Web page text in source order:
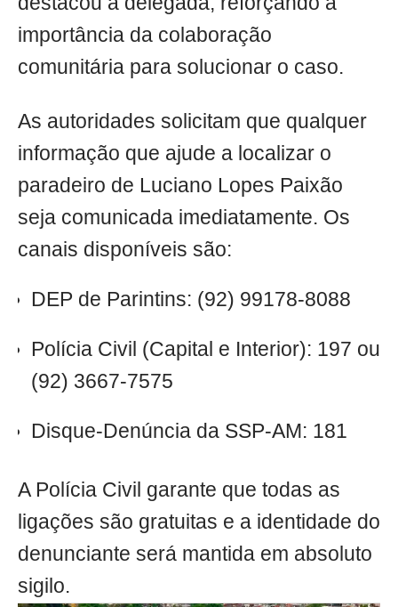
importância da colaboração
comunitária para solucionar o caso.
As autoridades solicitam que qualquer
informação que ajude a localizar o
paradeiro de Luciano Lopes Paixão
seja comunicada imediatamente. Os
canais disponíveis são:
DEP de Parintins: (92) 99178-8088
Polícia Civil (Capital e Interior): 197 ou
(92) 3667-7575
Disque-Denúncia da SSP-AM: 181
A Polícia Civil garante que todas as
ligações são gratuitas e a identidade do
denunciante será mantida em absoluto
sigilo.